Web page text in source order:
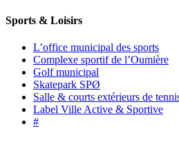
Sports & Loisirs
L’office municipal des sports
Complexe sportif de l’Oumière
Golf municipal
Skatepark SPØ
Salle & courts extérieurs de
Label Ville Active & Sportive
#